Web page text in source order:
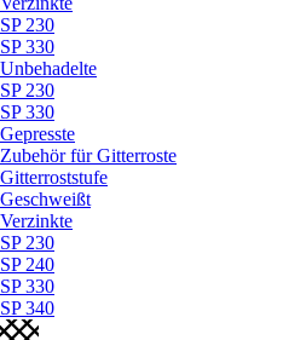
SP 230
SP 330
Unbehadelte
SP 230
SP 330
Gepresste
Zubehör für Gitterroste
Gitterroststufe
Geschweißt
Verzinkte
SP 230
SP 240
SP 330
SP 340